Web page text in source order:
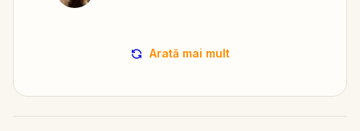
Arată mai mult